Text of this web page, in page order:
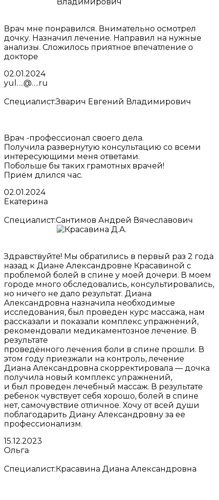
Врач мне понравился. Внимательно осмотрел
дочку. Назначил лечение. Направил на нужные
анализы. Сложилось приятное впечатление о
докторе
02.01.2024
yul….@….ru
Специалист:Зварич Евгений Владимирович
Врач -профессионал своего дела.
Получила развернутую консультацию со всеми
интересующими меня ответами.
Побольше бы таких грамотных врачей!
Приём длился час.
02.01.2024
Екатерина
Специалист:Сантимов Андрей Вячеславович
Здравствуйте! Мы обратились в первый раз 2 года
назад к Диане Александровне Красавиной с
проблемой болей в спине у моей дочери. В моем
городе много обследовались, консультировались,
но ничего не дало результат. Диана
Александровна назначила необходимые
исследования, был проведен курс массажа, нам
рассказали и показали комплекс упражнений,
рекомендовали медикаментозное лечение. В
результате
проведённого лечения боли в спине прошли. В
этом году приезжали на контроль, лечение
Диана Александровна скорректировала — дочка
получила новый комплекс упражнений,
и был проведен лечебный массаж. В результате
ребенок чувствует себя хорошо, болей в спине
нет, самочувствие отличное. Хочу от всей души
поблагодарить Диану Александровну за ее
профессионализм.
15.12.2023
Ольга
Специалист: Красавина Диана Александровна